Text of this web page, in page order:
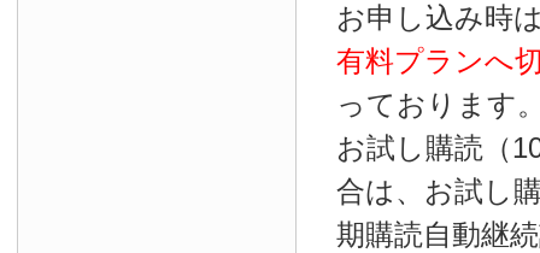
お申し込み時
有料プランへ
っております
お試し購読（
合は、お試し
期購読自動継